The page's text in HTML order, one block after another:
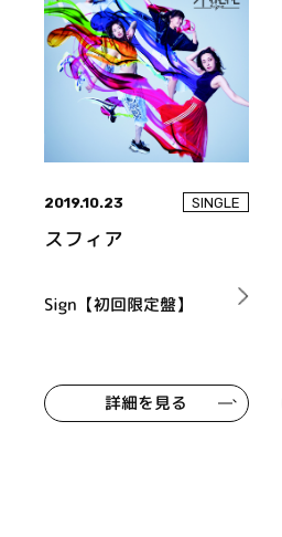
2019.10.23 SINGLE
スフィア
Sign【初回限定盤】
詳細を見る